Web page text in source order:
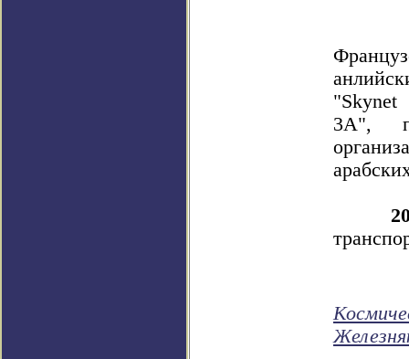
"Skynet
3A",